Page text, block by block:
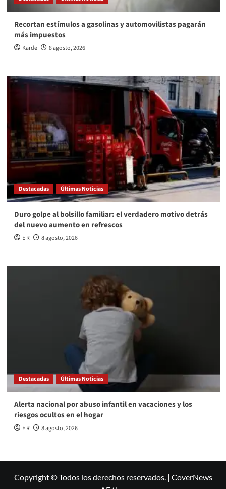
Recortan estímulos a gasolinas y automovilistas pagarán
más impuestos
Karde 8 agosto, 2026
Destacadas Últimas Noticias
Duro golpe al bolsillo familiar: el verdadero motivo detrás
del nuevo aumento en refrescos
E R 8 agosto, 2026
Destacadas Últimas Noticias
Alerta nacional por abuso infantil en vacaciones y los
riesgos ocultos en el hogar
E R 8 agosto, 2026
Copyright © Todos los derechos reservados. | CoverNews